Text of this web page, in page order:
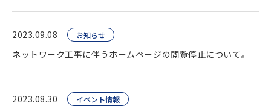
2023.09.08 お知らせ
ネットワーク工事に伴うホームページの閲覧停止について。
2023.08.30 イベント情報